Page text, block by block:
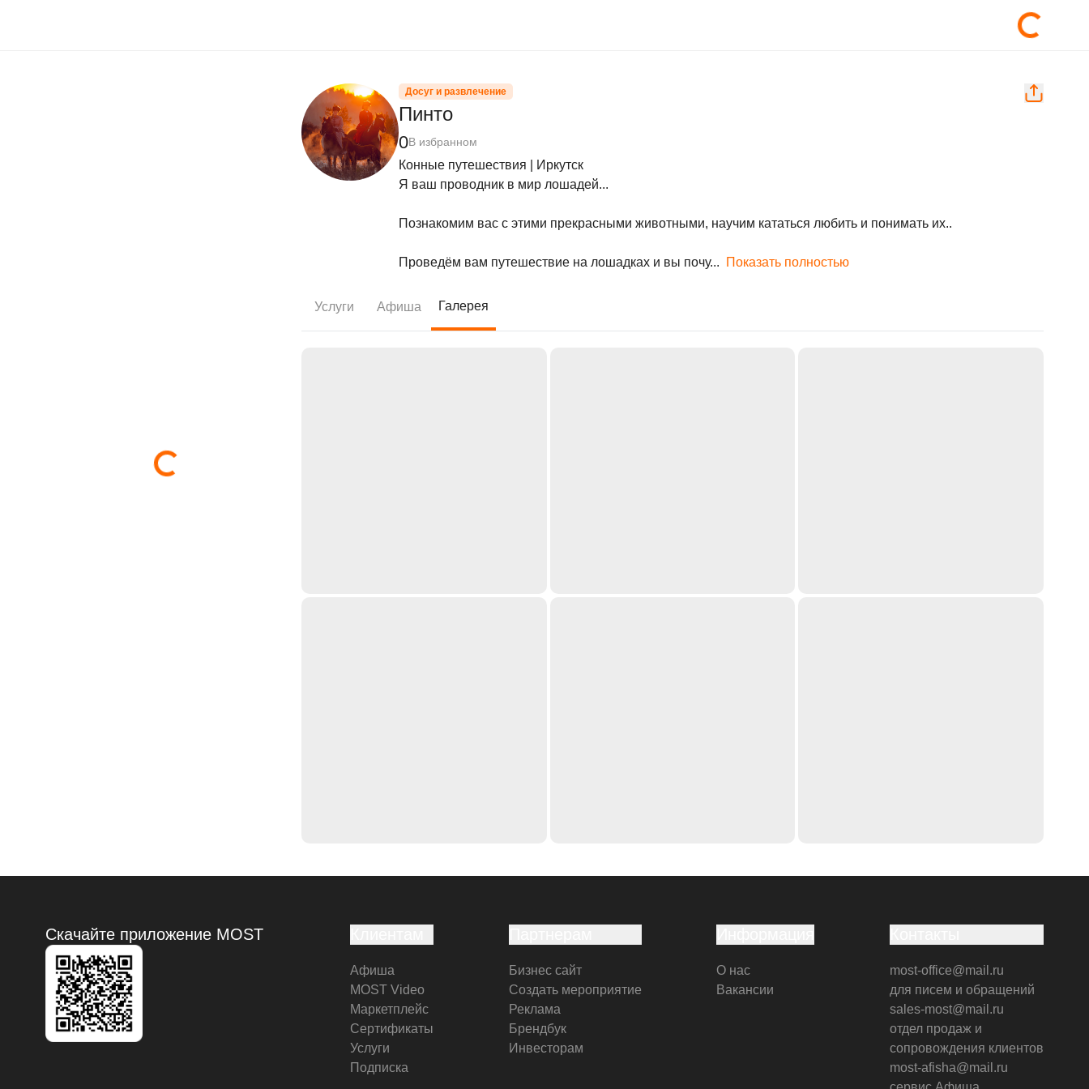
Досуг и развлечение
Пинто
0В избранном
Конные путешествия | Иркутск
Я ваш проводник в мир лошадей...
Познакомим вас с этими прекрасными животными, научим кататься любить и понимать их..
Проведём вам путешествие на лошадках и вы почу... Показать полностью
Услуги Афиша Галерея
Скачайте приложение MOST
Афиша
MOST Video
Маркетплейс
Сертификаты
Услуги
Подписка
Бизнес сайт
Создать мероприятие
Реклама
Брендбук
Инвесторам
О нас
Вакансии
most-office@mail.ru
для писем и обращений
sales-most@mail.ru
отдел продаж и
сопровождения клиентов
most-afisha@mail.ru